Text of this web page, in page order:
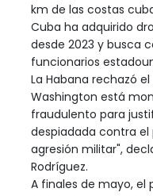
km de las costas
Cuba ha adquirido
desde 2023 y busca
funcionarios
La Habana rechazó
Washington está
fraudulento para
despiadada contra
agresión militar",
Rodríguez.
A finales de mayo, el